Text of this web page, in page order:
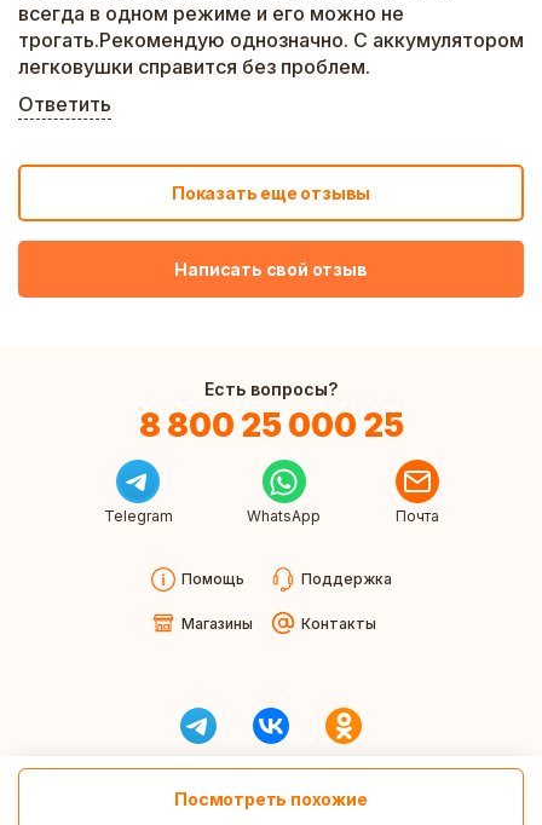
Посмотреть похожие
всегда в одном режиме и его можно не
трогать.Рекомендую однозначно. С аккумулятором
легковушки справится без проблем.
Ответить
Показать еще отзывы
Написать свой отзыв
Есть вопросы?
8 800 25 000 25
Telegram WhatsApp Почта
Помощь Поддержка
Магазины Контакты